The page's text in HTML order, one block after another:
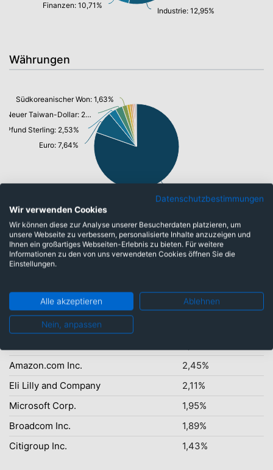
Industrie: 12,95%
Finanzen: 10,71%
Währungen
Euro: 7,64%
Pfund Sterling: 2,53%
Neuer Taiwan-Dollar: 2,44%
Südkoreanischer Won: 1,63%
Top-Ten Titel
Alphabet Inc.
Apple Inc.
4,46%
Micron Technology Inc.
Amazon.com Inc.
2,45%
Eli Lilly and Company
2,11%
Microsoft Corp.
1,95%
Broadcom Inc.
1,89%
Citigroup Inc.
1,43%
Datenschutzbestimmungen
Wir verwenden Cookies
Wir können diese zur Analyse unserer Besucherdaten platzieren, um
unsere Webseite zu verbessern, personalisierte Inhalte anzuzeigen und
Ihnen ein großartiges Webseiten-Erlebnis zu bieten. Für weitere
Informationen zu den von uns verwendeten Cookies öffnen Sie die
Einstellungen.
Alle akzeptieren Ablehnen
Nein, anpassen